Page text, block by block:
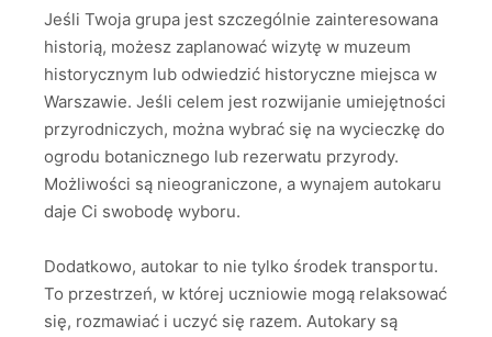
Jeśli Twoja grupa jest szczególnie zainteresowana
historią, możesz zaplanować wizytę w muzeum
historycznym lub odwiedzić historyczne miejsca w
Warszawie. Jeśli celem jest rozwijanie umiejętności
przyrodniczych, można wybrać się na wycieczkę do
ogrodu botanicznego lub rezerwatu przyrody.
Możliwości są nieograniczone, a wynajem autokaru
daje Ci swobodę wyboru.
Dodatkowo, autokar to nie tylko środek transportu.
To przestrzeń, w której uczniowie mogą relaksować
się, rozmawiać i uczyć się razem. Autokary są